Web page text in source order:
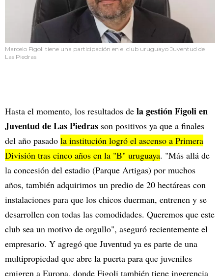
Marcelo Figoli tiene una participación en el club uruguayo Juventud de
Las Piedras
Hasta el momento, los resultados de la gestión Figoli en
Juventud de Las Piedras son positivos ya que a finales
del año pasado la institución logró el ascenso a Primera
División tras cinco años en la "B" uruguaya. "Más allá de
la concesión del estadio (Parque Artigas) por muchos
años, también adquirimos un predio de 20 hectáreas con
instalaciones para que los chicos duerman, entrenen y se
desarrollen con todas las comodidades. Queremos que este
club sea un motivo de orgullo", aseguró recientemente el
empresario. Y agregó que Juventud ya es parte de una
multipropiedad que abre la puerta para que juveniles
emigren a Europa, donde Figoli también tiene ingerencia